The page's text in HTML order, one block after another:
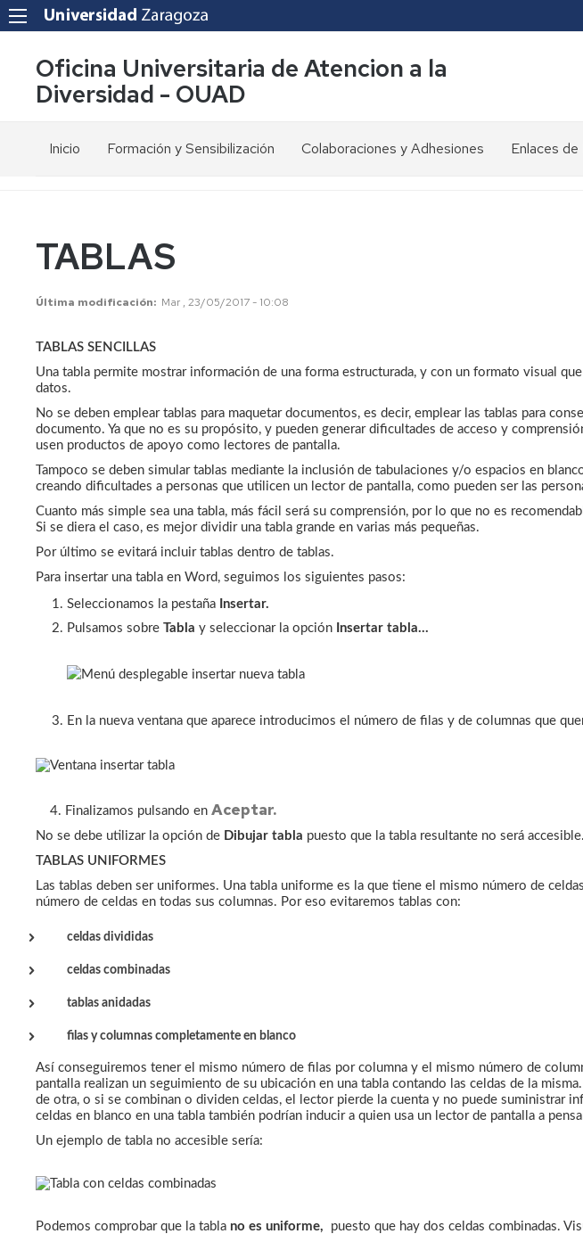
Oficina Universitaria de Atencion a la
Diversidad - OUAD
Inicio
Compromisos
de
Visión
Servicios
prestamos
Formación y Sensibilización
Accesibilidad
sexual
Colaboraciones y Adhesiones
ADIM
Enlaces
TABLAS
Última modificación Mar , 23/05/2017 - 10:08
TABLAS SENCILLAS
Una tabla permite mostrar información de una forma estructurada, y con un formato visual
datos.
No se deben emplear tablas para maquetar documentos, es decir, emplear las tablas para
documento. Ya que no es su propósito, y pueden generar dificultades de acceso y
usen productos de apoyo como lectores de pantalla.
Tampoco se deben simular tablas mediante la inclusión de tabulaciones y/o espacios en
creando dificultades a personas que utilicen un lector de pantalla, como pueden ser las
Cuanto más simple sea una tabla, más fácil será su comprensión, por lo que no es
Si se diera el caso, es mejor dividir una tabla grande en varias más pequeñas.
Por último se evitará incluir tablas dentro de tablas.
Para insertar una tabla en Word, seguimos los siguientes pasos:
Seleccionamos la pestaña Insertar.
Pulsamos sobre Tabla y seleccionar la opción Insertar tabla...
En la nueva ventana que aparece introducimos el número de filas y de columnas que
4. Finalizamos pulsando en Aceptar.
No se debe utilizar la opción de Dibujar tabla puesto que la tabla resultante no será accesible.
TABLAS UNIFORMES
Las tablas deben ser uniformes. Una tabla uniforme es la que tiene el mismo número de
número de celdas en todas sus columnas. Por eso evitaremos tablas con:
celdas divididas
celdas combinadas
tablas anidadas
filas y columnas completamente en blanco
Así conseguiremos tener el mismo número de filas por columna y el mismo número de
pantalla realizan un seguimiento de su ubicación en una tabla contando las celdas de la
de otra, o si se combinan o dividen celdas, el lector pierde la cuenta y no puede suministrar
celdas en blanco en una tabla también podrían inducir a quien usa un lector de pantalla a
Un ejemplo de tabla no accesible sería:
Podemos comprobar que la tabla no es uniforme,
puesto que hay dos celdas combinadas.